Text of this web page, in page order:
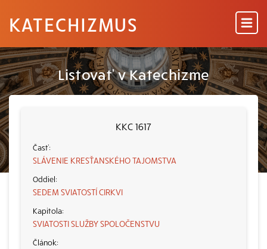
KATECHIZMUS
Listovať v Katechizme
KKC 1617
SLÁVENIE KRESŤANSKÉHO TAJOMSTVA
SEDEM SVIATOSTÍ CIRKVI
SVIATOSTI SLUŽBY SPOLOČENSTVU